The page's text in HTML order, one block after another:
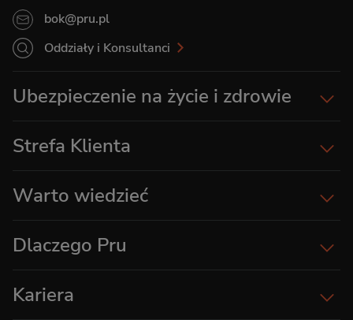
Ubezpieczenie na życie i zdrowie
Strefa Klienta
Warto wiedzieć
Dlaczego Pru
Kariera
bok@pru.pl
Oddziały i Konsultanci